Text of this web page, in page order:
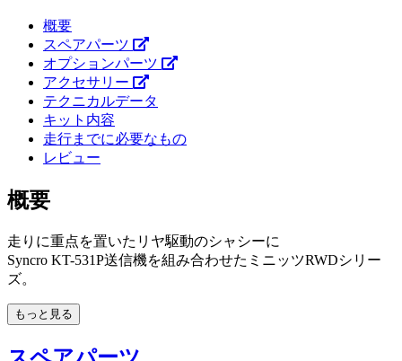
概要
スペアパーツ
オプションパーツ
アクセサリー
テクニカルデータ
キット内容
走行までに必要なもの
レビュー
概要
走りに重点を置いたリヤ駆動のシャシーに
Syncro KT-531P送信機を組み合わせたミニッツRWDシリー
ズ。
もっと見る